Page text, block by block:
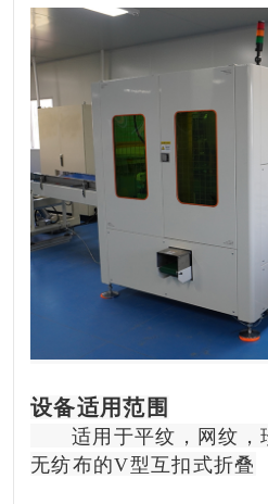
设备适用范围
适用于平纹，网纹，
无纺布的V型互扣式折叠